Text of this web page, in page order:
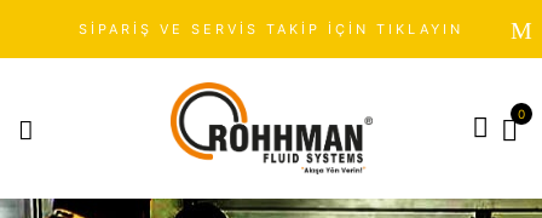
SİPARİŞ VE SERVİS TAKİP İÇİN TIKLAYIN
0